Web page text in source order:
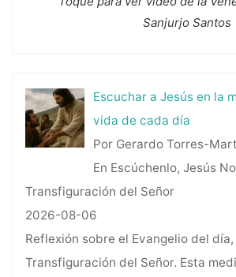
Sanjurjo Santos
Escuchar a Jesús en la
vida de cada día
Por Gerardo Torres-
En Escúchenlo, Jesús
Transfiguración del Señor
2026-08-06
Reflexión sobre el Evangelio del día,
Transfiguración del Señor. Esta